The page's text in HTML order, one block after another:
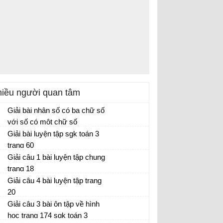
người quan tâm
Giải bài nhân số có ba chữ số
với số có một chữ số
Giải bài luyện tập sgk toán 3
trang 60
Giải câu 1 bài luyện tập chung
trang 18
Giải câu 4 bài luyện tập trang
20
Giải câu 3 bài ôn tập về hình
học trang 174 sgk toán 3